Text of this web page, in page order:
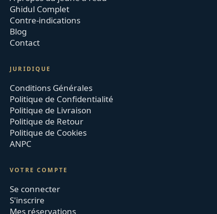
Ghidul Complet
Contre-indications
Blog
Contact
JURIDIQUE
Conditions Générales
Politique de Confidentialité
Politique de Livraison
Politique de Retour
Politique de Cookies
ANPC
VOTRE COMPTE
Se connecter
S'inscrire
Mes réservations